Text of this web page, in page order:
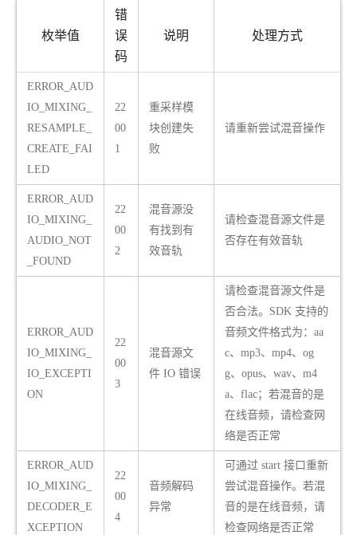
枚举值
错
误
码
说明 处理方式
ERROR_AUD
IO_MIXING_
RESAMPLE_
CREATE_FAI
LED
22
00
1
重采样模
块创建失
败
请重新尝试混音操作
ERROR_AUD
IO_MIXING_
AUDIO_NOT
_FOUND
22
00
2
混音源没
有找到有
效音轨
请检查混音源文件是
否存在有效音轨
ERROR_AUD
IO_MIXING_
IO_EXCEPTI
ON
22
00
3
混音源文
件 IO 错误
请检查混音源文件是
否合法。SDK 支持的
音频文件格式为：aa
c、mp3、mp4、og
g、opus、wav、m4
a、flac；若混音的是
在线音频，请检查网
络是否正常
ERROR_AUD
IO_MIXING_
DECODER_E
XCEPTION
22
00
4
音频解码
异常
可通过 start 接口重新
尝试混音操作。若混
音的是在线音频，请
检查网络是否正常